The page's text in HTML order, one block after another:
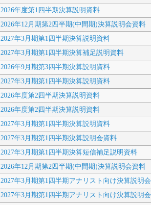
2026年度第1四半期決算説明資料
2026年12月期第2四半期(中間期)決算説明会資料
2027年3月期第1四半期決算説明資料
2027年3月期第1四半期決算補足説明資料
2026年9月期第3四半期決算説明資料
2027年3月期第1四半期決算説明資料
2026年度第2四半期決算説明資料
2026年度第2四半期決算説明資料
2027年3月期第1四半期決算説明資料
2027年3月期第1四半期決算説明会資料
2027年3月期第1四半期決算短信補足説明資料
2026年12月期第2四半期(中間期)決算説明会資料
2027年3月期第1四半期アナリスト向け決算説明
2027年3月期第1四半期アナリスト向け決算説明